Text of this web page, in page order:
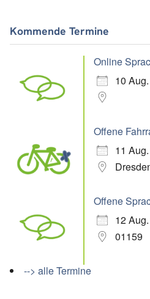
Kommende Termine
Online
10
Offene
11
Offene
12
01159
--> alle Termine